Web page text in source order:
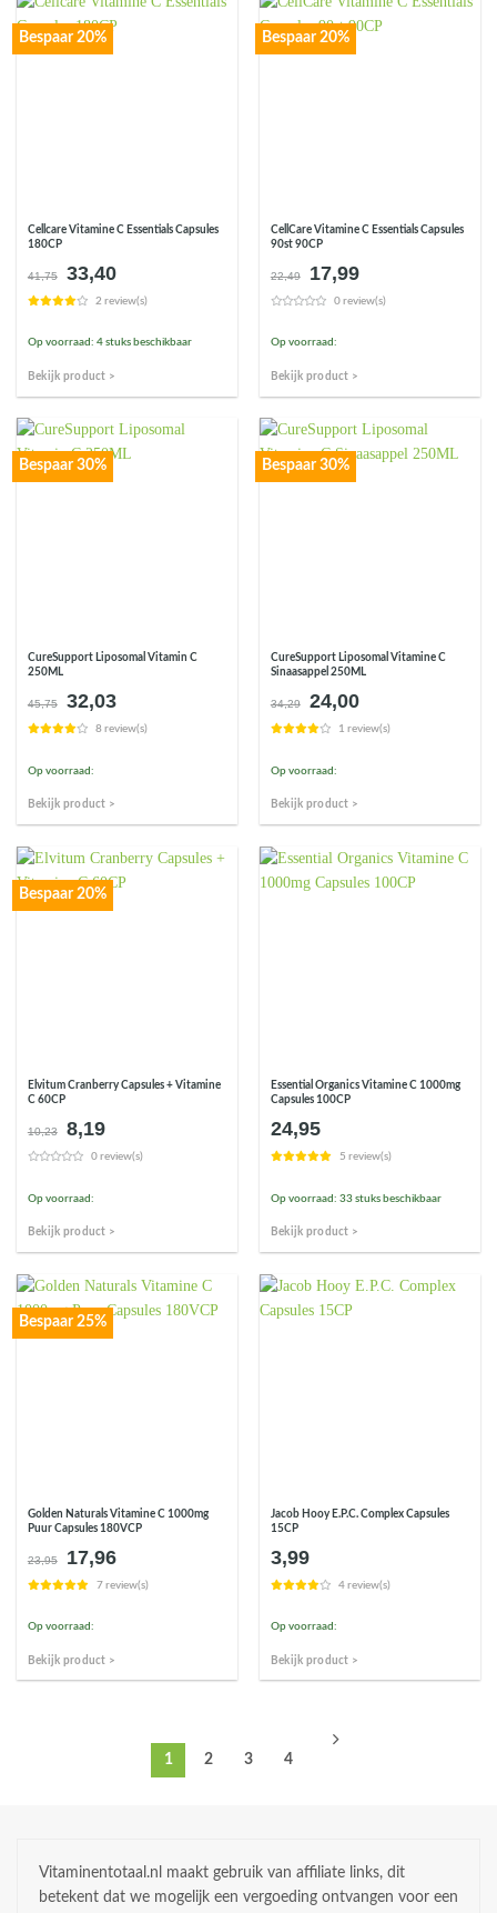
Bespaar 20%
Cellcare Vitamine C Essentials Capsules
180CP
41,75
Oorspronkelijke
prijs
was:
33,40Huidige
prijs
is:
2 review(s)
Op voorraad: 4 stuks beschikbaar
Bekijk product >
Bespaar 20%
CellCare Vitamine C Essentials Capsules
90st 90CP
22,49
Oorspronkelijke
prijs
was:
17,99Huidige
prijs
is:
0 review(s)
Op voorraad:
Bekijk product >
Bespaar 30%
CureSupport Liposomal Vitamin C
250ML
45,75
Oorspronkelijke
prijs
was:
32,03Huidige
prijs
is:
8 review(s)
Op voorraad:
Bekijk product >
Bespaar 30%
CureSupport Liposomal Vitamine C
Sinaasappel 250ML
34,29
Oorspronkelijke
prijs
was:
24,00Huidige
prijs
is:
1 review(s)
Op voorraad:
Bekijk product >
Bespaar 20%
Elvitum Cranberry Capsules + Vitamine
C 60CP
10,23
Oorspronkelijke
prijs
was:
8,19Huidige
prijs
is:
0 review(s)
Op voorraad:
Bekijk product >
Essential Organics Vitamine C 1000mg
Capsules 100CP
24,95
5 review(s)
Op voorraad: 33 stuks beschikbaar
Bekijk product >
Bespaar 25%
Golden Naturals Vitamine C 1000mg
Puur Capsules 180VCP
23,95
Oorspronkelijke
prijs
was:
17,96Huidige
prijs
is:
7 review(s)
Op voorraad:
Bekijk product >
Jacob Hooy E.P.C. Complex Capsules
15CP
3,99
4 review(s)
Op voorraad:
Bekijk product >
1 2 3 4
Vitaminentotaal.nl maakt gebruik van affiliate links, dit
betekent dat we mogelijk een vergoeding ontvangen voor een